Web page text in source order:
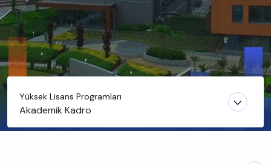
Yüksek Lisans Programları
Akademik Kadro